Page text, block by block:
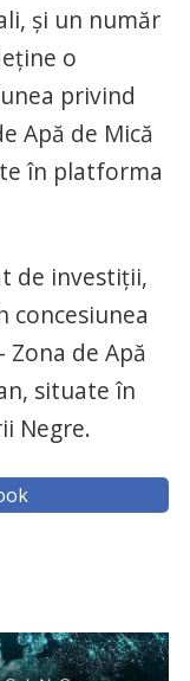
și un număr
o
privind
Apă de Mică
în platforma
de investiții,
concesiunea
de Apă
situate în
Negre.